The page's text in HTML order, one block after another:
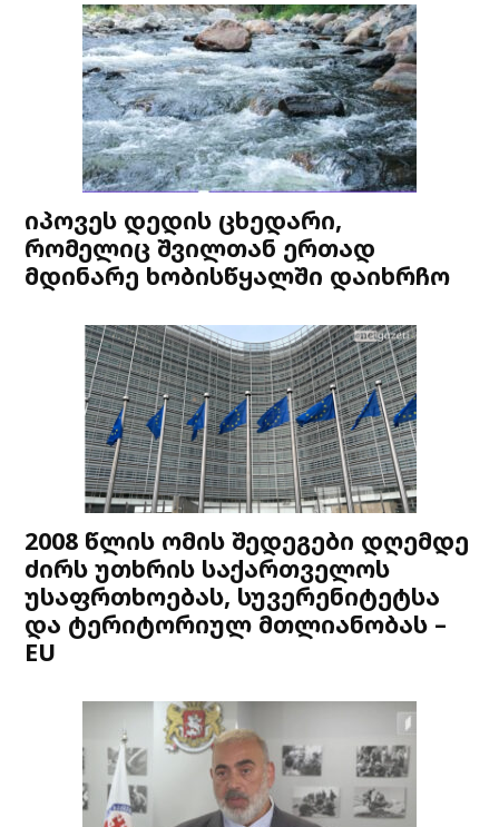
იპოვეს დედის ცხედარი,
რომელიც შვილთან ერთად
მდინარე ხობისწყალში დაიხრჩო
2008 წლის ომის შედეგები დღემდე
ძირს უთხრის საქართველოს
უსაფრთხოებას, სუვერენიტეტსა
და ტერიტორიულ მთლიანობას –
EU